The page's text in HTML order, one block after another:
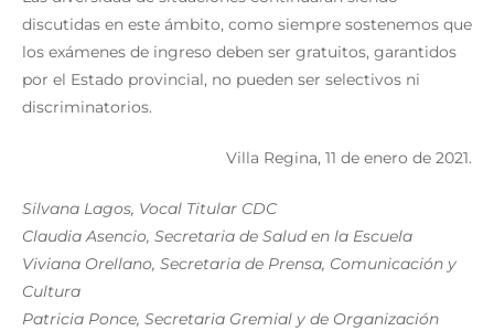
discutidas en este ámbito, como siempre sostenemos que
los exámenes de ingreso deben ser gratuitos, garantidos
por el Estado provincial, no pueden ser selectivos ni
discriminatorios.
Villa Regina, 11 de enero de 2021.
Silvana Lagos, Vocal Titular CDC
Claudia Asencio, Secretaria de Salud en la Escuela
Viviana Orellano, Secretaria de Prensa, Comunicación y
Cultura
Patricia Ponce, Secretaria Gremial y de Organización